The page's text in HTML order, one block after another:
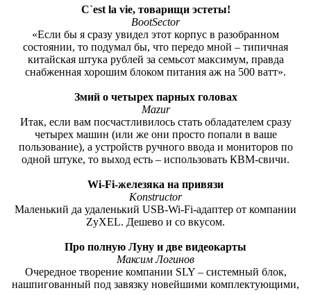
C`est la vie, товарищи эстеты!
BootSector
«Если бы я сразу увидел этот корпус в разобранном
состоянии, то подумал бы, что передо мной – типичная
китайская штука рублей за семьсот максимум, правда
снабженная хорошим блоком питания аж на 500 ватт».
Змий о четырех парных головах
Mazur
Итак, если вам посчастливилось стать обладателем сразу
четырех машин (или же они просто попали в ваше
пользование), а устройств ручного ввода и мониторов по
одной штуке, то выход есть – использовать КВМ-свичи.
Wi-Fi-железяка на привязи
Konstructor
Маленький да удаленький USB-Wi-Fi-адаптер от компании
ZyXEL. Дешево и со вкусом.
Про полную Луну и две видеокарты
Максим Логинов
Очередное творение компании SLY – системный блок,
нашпигованный под завязку новейшими комплектующими,